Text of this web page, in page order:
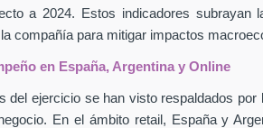
a 2024. Estos indicadores subrayan
compañía para mitigar impactos
en España, Argentina y Online
del ejercicio se han visto respaldados
En el ámbito retail, España y